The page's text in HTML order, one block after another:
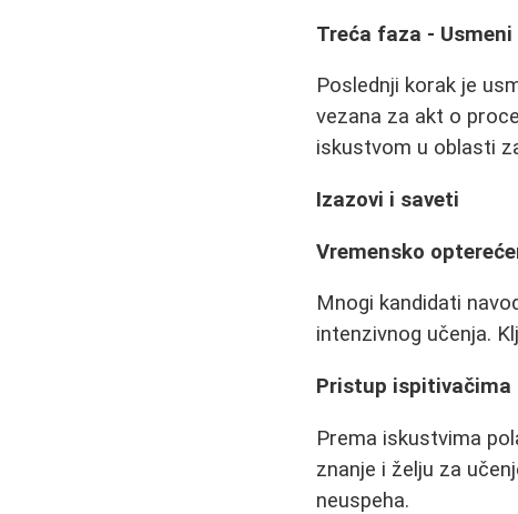
Treća faza -
Poslednji korak je
vezana za akt o
iskustvom u oblasti
Izazovi i saveti
Vremensko
Mnogi kandidati
intenzivnog učenja.
Pristup ispitivačima
Prema iskustvima
znanje i želju za
neuspeha.